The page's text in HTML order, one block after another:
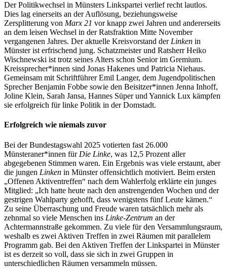
Der Politikwechsel in Münsters Linkspartei verlief recht lautlos.
Dies lag einerseits an der Auflösung, beziehungsweise
Zersplitterung von Marx 21 vor knapp zwei Jahren und andererseits
an dem leisen Wechsel in der Ratsfraktion Mitte November
vergangenen Jahres. Der aktuelle Kreisvorstand der Linken in
Münster ist erfrischend jung. Schatzmeister und Ratsherr Heiko
Wischnewski ist trotz seines Alters schon Senior im Gremium.
Kreissprecher*innen sind Jonas Hakenes und Patricia Niehaus.
Gemeinsam mit Schriftführer Emil Langer, dem Jugendpolitischen
Sprecher Benjamin Fobbe sowie den Beisitzer*innen Jenna Inhoff,
Joline Klein, Sarah Jansa, Hannes Süper und Yannick Lux kämpfen
sie erfolgreich für linke Politik in der Domstadt.
Erfolgreich wie niemals zuvor
Bei der Bundestagswahl 2025 votierten fast 26.000
Münsteraner*innen für Die Linke, was 12,5 Prozent aller
abgegebenen Stimmen waren. Ein Ergebnis was viele erstaunt, aber
die jungen Linken in Münster offensichtlich motiviert. Beim ersten
„Offenen Aktiventreffen“ nach dem Wahlerfolg erklärte ein junges
Mitglied: „Ich hatte heute nach den anstrengenden Wochen und der
gestrigen Wahlparty gehofft, dass wenigstens fünf Leute kämen.“
Zu seine Überraschung und Freude waren tatsächlich mehr als
zehnmal so viele Menschen ins Linke-Zentrum an der
Achtermannstraße gekommen. Zu viele für den Versammlungsraum,
weshalb es zwei Aktiven Treffen in zwei Räumen mit parallelem
Programm gab. Bei den Aktiven Treffen der Linkspartei in Münster
ist es derzeit so voll, dass sie sich in zwei Gruppen in
unterschiedlichen Räumen versammeln müssen.